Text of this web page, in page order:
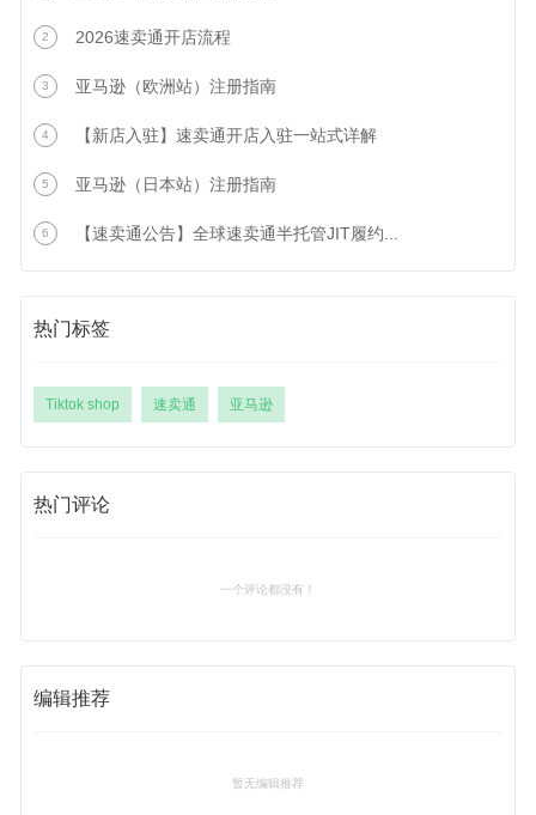
2 2026速卖通开店流程
3 亚马逊（欧洲站）注册指南
4 【新店入驻】速卖通开店入驻一站式详解
5 亚马逊（日本站）注册指南
6 【速卖通公告】全球速卖通半托管JIT履约...
热门标签
Tiktok shop 速卖通 亚马逊
热门评论
一个评论都没有！
编辑推荐
暂无编辑推荐